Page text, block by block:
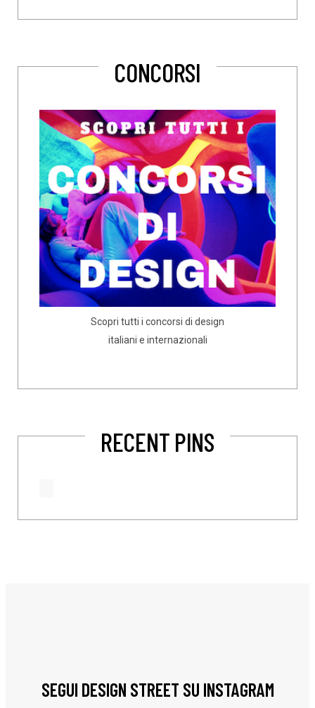
CONCORSI
Scopri tutti i concorsi di design
italiani e internazionali
RECENT PINS
SEGUI DESIGN STREET SU INSTAGRAM